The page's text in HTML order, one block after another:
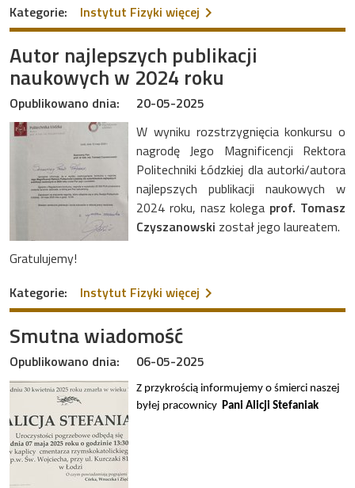
Kategorie:
Instytut Fizyki więcej na temat Najlepiej
Autor najlepszych publikacji
naukowych w 2024 roku
Opublikowano dnia:
20-05-2025
W wyniku rozstrzygnięcia konkursu o
nagrodę Jego Magnificencji Rektora
Politechniki Łódzkiej dla autorki/autora
najlepszych publikacji naukowych w
2024 roku, nasz kolega prof. Tomasz
Czyszanowski został jego laureatem.
Gratulujemy!
Kategorie:
Instytut Fizyki więcej na temat Autor
Smutna wiadomość
Opublikowano dnia: 06-05-2025
Z przykrością informujemy o śmierci naszej
byłej pracownicy Pani Alicji Stefaniak